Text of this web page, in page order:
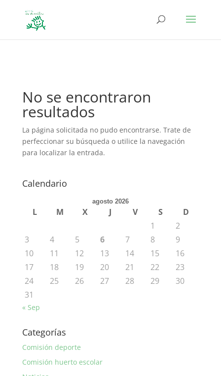
No se encontraron
resultados
La página solicitada no pudo encontrarse. Trate de
perfeccionar su búsqueda o utilice la navegación
para localizar la entrada.
Calendario
agosto 2026
L M X J V S
D
1
2
3
4 5 6 7 8
9
10
11 12 13 14 15
16
17
18 19 20 21 22
23
24
25 26 27 28 29
30
31
« Sep
Categorías
Comisión deporte
Comisión huerto escolar